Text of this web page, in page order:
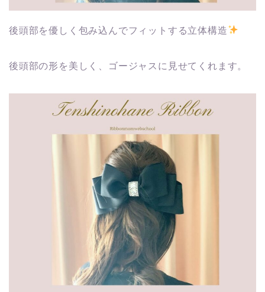
後頭部を優しく包み込んでフィットする立体構造
後頭部の形を美しく、ゴージャスに見せてくれます。